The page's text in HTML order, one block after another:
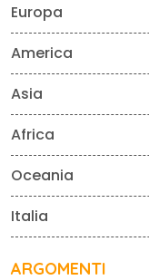
Europa
America
Asia
Africa
Oceania
Italia
ARGOMENTI